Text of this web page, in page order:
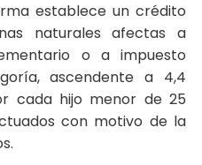
establece un crédito
naturales afectas a
o a impuesto
ascendente a 4,4
cada hijo menor de 25
con motivo de la